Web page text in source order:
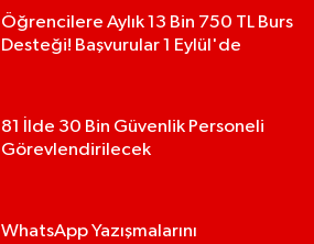
Öğrencilere Aylık 13 Bin 750 TL Burs
Desteği! Başvurular 1 Eylül'de
81 İlde 30 Bin Güvenlik Personeli
Görevlendirilecek
WhatsApp Yazışmalarını